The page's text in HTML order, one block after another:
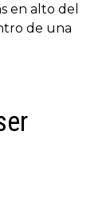
en alto del
de una